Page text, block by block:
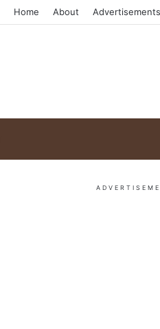
Home About Advertisements